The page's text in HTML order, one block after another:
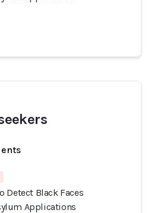
Detect Black Faces
Applications